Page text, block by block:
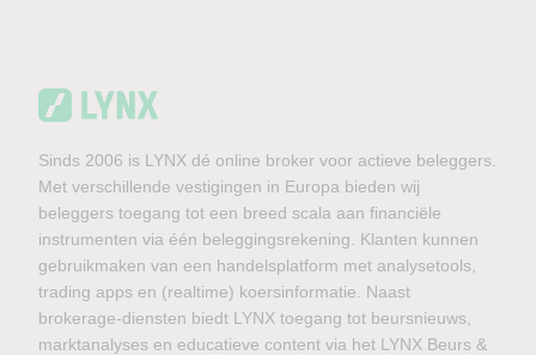
Sinds 2006 is LYNX dé online broker voor actieve beleggers.
Met verschillende vestigingen in Europa bieden wij
beleggers toegang tot een breed scala aan financiële
instrumenten via één beleggingsrekening. Klanten kunnen
gebruikmaken van een handelsplatform met analysetools,
trading apps en (realtime) koersinformatie. Naast
brokerage-diensten biedt LYNX toegang tot beursnieuws,
marktanalyses en educatieve content via het LYNX Beurs &